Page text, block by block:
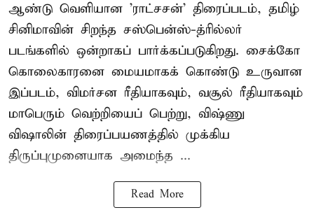
ஆண்டு வெளியான 'ராட்சசன்' திரைப்படம், தமிழ்
சினிமாவின் சிறந்த சஸ்பென்ஸ்-த்ரில்லர்
படங்களில் ஒன்றாகப் பார்க்கப்படுகிறது. சைக்கோ
கொலைகாரனை மையமாகக் கொண்டு உருவான
இப்படம், விமர்சன ரீதியாகவும், வசூல் ரீதியாகவும்
மாபெரும் வெற்றியைப் பெற்று, விஷ்ணு
விஷாலின் திரைப்பயணத்தில் முக்கிய
திருப்புமுனையாக அமைந்த ...
Read More